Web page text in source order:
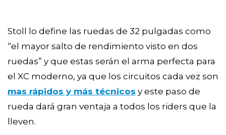
Stoll lo define las ruedas de 32 pulgadas como
“el mayor salto de rendimiento visto en dos
ruedas” y que estas serán el arma perfecta para
el XC moderno, ya que los circuitos cada vez son
mas rápidos y más técnicos y este paso de
rueda dará gran ventaja a todos los riders que la
lleven.